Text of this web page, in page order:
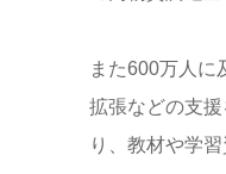
また600万人に
拡張などの支
り、教材や学